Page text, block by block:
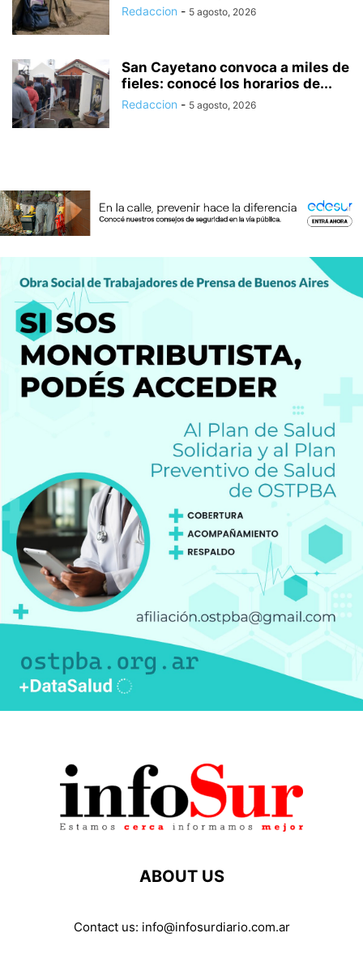
Redaccion - 5 agosto, 2026
San Cayetano convoca a miles de
fieles: conocé los horarios de...
Redaccion - 5 agosto, 2026
ABOUT US
Contact us: info@infosurdiario.com.ar